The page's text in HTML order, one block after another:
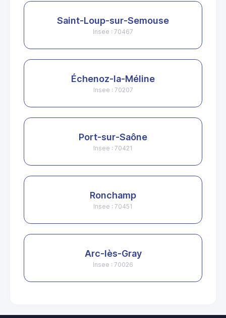
Saint-Loup-sur-Semouse
Insee : 70467
Échenoz-la-Méline
Insee : 70207
Port-sur-Saône
Insee : 70421
Ronchamp
Insee : 70451
Arc-lès-Gray
Insee : 70026